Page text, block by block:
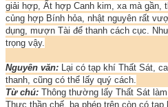
giải hợp, Ất hợp Canh kim, xa mà gần,
củng hợp Bính hỏa, nhật nguyên rất
dụng, mượn Tài để thanh cách cục.
trọng vậy.
Nguyên văn:
Lại có tạp khí Thất Sát,
thanh, cũng có thể lấy quý cách.
Từ chú: Thông thường lấy Thất Sát
Thực thần chế, ba phép trên còn có